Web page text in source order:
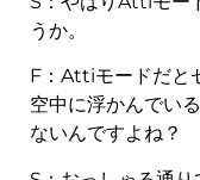
うか。
F：Attiモードだと
空中に浮かんでい
ないんですよね？